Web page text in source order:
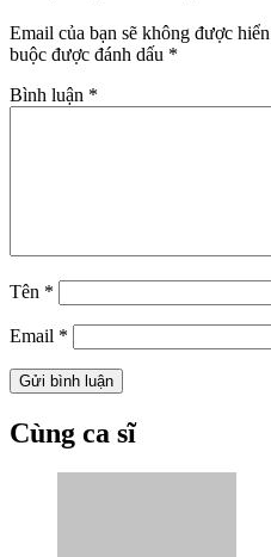
Email của bạn sẽ không được
buộc được đánh dấu *
Bình luận *
Tên *
Email *
Cùng ca sĩ